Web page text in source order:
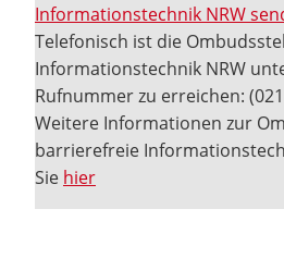
Informationstechnik NRW
Telefonisch ist die
Informationstechnik NRW
Rufnummer zu erreichen:
Weitere Informationen zur
barrierefreie
Sie hier